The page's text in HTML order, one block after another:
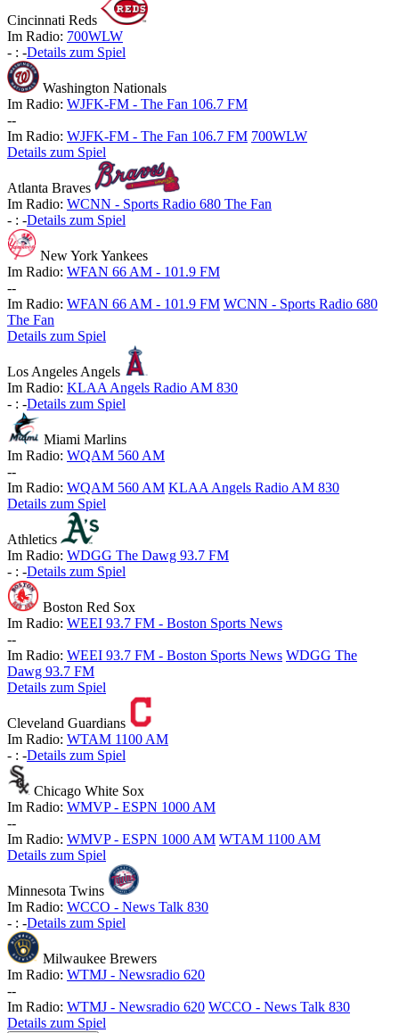
Cincinnati Reds
Im Radio: 700WLW
- : -Details zum Spiel
Washington Nationals
Im Radio: WJFK-FM - The Fan 106.7 FM
--
Im Radio: WJFK-FM - The Fan 106.7 FM 700WLW
Details zum Spiel
Atlanta Braves
Im Radio: WCNN - Sports Radio 680 The Fan
- : -Details zum Spiel
New York Yankees
Im Radio: WFAN 66 AM - 101.9 FM
--
Im Radio: WFAN 66 AM - 101.9 FM WCNN - Sports Radio 680
The Fan
Details zum Spiel
Los Angeles Angels
Im Radio: KLAA Angels Radio AM 830
- : -Details zum Spiel
Miami Marlins
Im Radio: WQAM 560 AM
--
Im Radio: WQAM 560 AM KLAA Angels Radio AM 830
Details zum Spiel
Athletics
Im Radio: WDGG The Dawg 93.7 FM
- : -Details zum Spiel
Boston Red Sox
Im Radio: WEEI 93.7 FM - Boston Sports News
--
Im Radio: WEEI 93.7 FM - Boston Sports News WDGG The
Dawg 93.7 FM
Details zum Spiel
Cleveland Guardians
Im Radio: WTAM 1100 AM
- : -Details zum Spiel
Chicago White Sox
Im Radio: WMVP - ESPN 1000 AM
--
Im Radio: WMVP - ESPN 1000 AM WTAM 1100 AM
Details zum Spiel
Minnesota Twins
Im Radio: WCCO - News Talk 830
- : -Details zum Spiel
Milwaukee Brewers
Im Radio: WTMJ - Newsradio 620
--
Im Radio: WTMJ - Newsradio 620 WCCO - News Talk 830
Details zum Spiel